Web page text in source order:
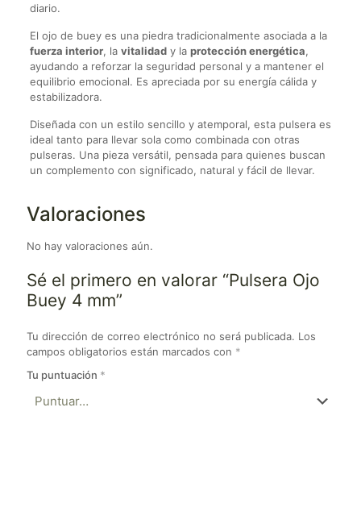
diario.
El ojo de buey es una piedra tradicionalmente asociada a la
fuerza interior, la vitalidady la protección energética,
ayudando a reforzar la seguridad personal y a mantener el
equilibrio emocional. Es apreciada por su energía cálida y
estabilizadora.
Diseñada con un estilo sencillo y atemporal, esta pulsera es
ideal tanto para llevar sola como combinada con otras
pulseras. Una pieza versátil, pensada para quienes buscan
un complemento con significado, natural y fácil de llevar.
Valoraciones
No hay valoraciones aún.
Sé el primero en valorar “Pulsera Ojo
Buey 4 mm”
Tu dirección de correo electrónico no será publicada. Los
campos obligatorios están marcados con *
Tu puntuación *